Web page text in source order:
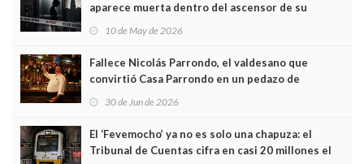
aparece muerta dentro del ascensor de su
edificio y las cámaras captan sus últimos minutos
10 de May de 2026
Fallece Nicolás Parrondo, el valdesano que
convirtió Casa Parrondo en un pedazo de
Asturias en Madrid
30 de Jun de 2026
El ‘Fevemocho’ ya no es solo una chapuza: el
Tribunal de Cuentas cifra en casi 20 millones el